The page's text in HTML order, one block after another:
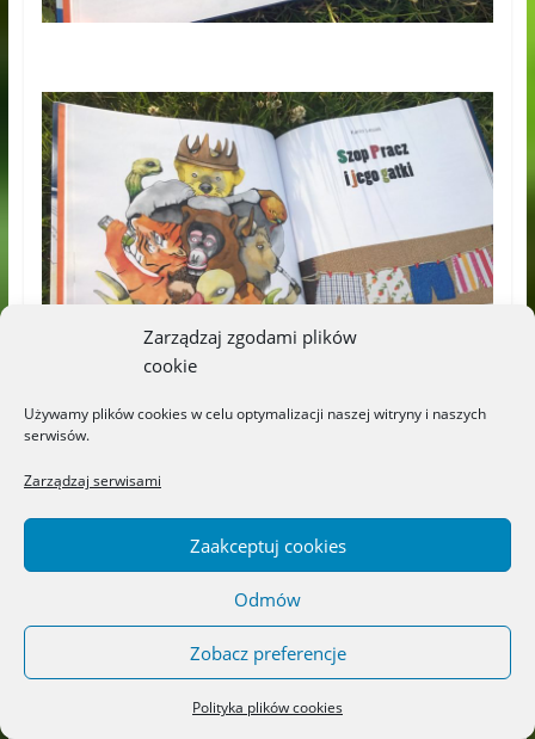
Zarządzaj zgodami plików
cookie
Używamy plików cookies w celu optymalizacji naszej witryny i naszych
serwisów.
Zarządzaj serwisami
Zaakceptuj cookies
Odmów
Zobacz preferencje
Polityka plików cookies